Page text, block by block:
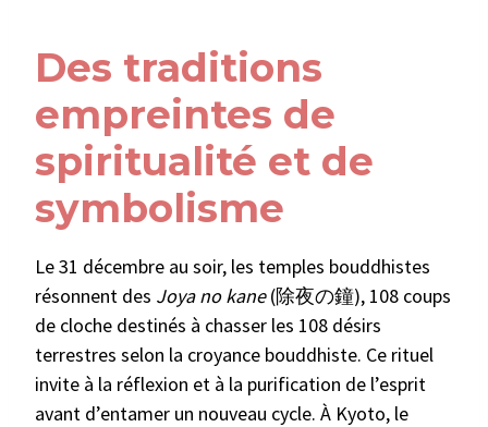
Des traditions
empreintes de
spiritualité et de
symbolisme
Le 31 décembre au soir, les temples bouddhistes
résonnent des Joya no kane(除夜の鐘), 108 coups
de cloche destinés à chasser les 108 désirs
terrestres selon la croyance bouddhiste. Ce rituel
invite à la réflexion et à la purification de l’esprit
avant d’entamer un nouveau cycle. À Kyoto, le